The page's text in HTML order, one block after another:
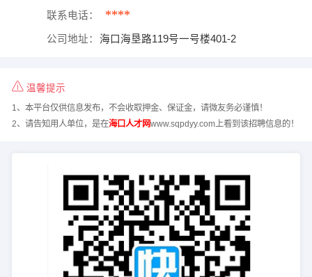
联系电话： ****
公司地址： 海口海垦路119号一号楼401-2
温馨提示
1、本平台仅供信息发布，不会收取押金、保证金，请微友务必谨慎！
2、请告知用人单位，是在海口人才网www.sqpdyy.com上看到该招聘信息的！